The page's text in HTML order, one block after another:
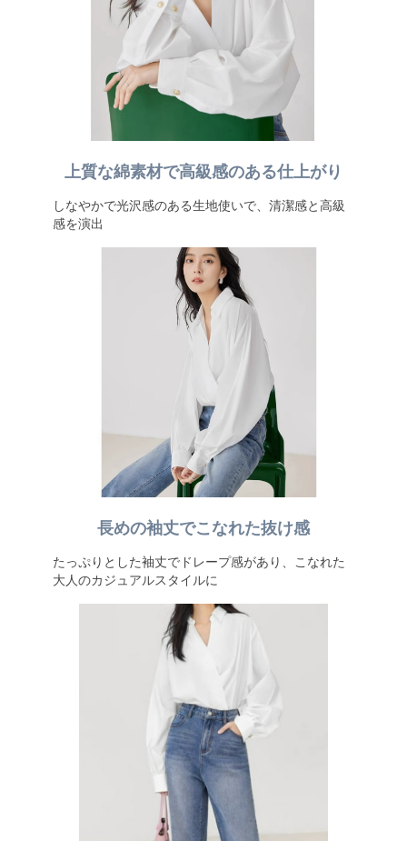
上質な綿素材で高級感のある仕上がり
しなやかで光沢感のある生地使いで、清潔感と高級
感を演出
長めの袖丈でこなれた抜け感
たっぷりとした袖丈でドレープ感があり、こなれた
大人のカジュアルスタイルに